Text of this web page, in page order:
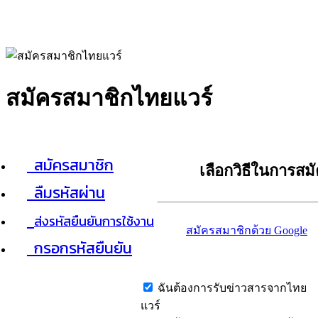
สมัครสมาชิกไทยแวร์
สมัครสมาชิก
ลืมรหัสผ่าน
ส่งรหัสยืนยันการใช้งาน
กรอกรหัสยืนยัน
เลือกวิธีในการส
สมัครสมาชิกด้วย Google
ฉันต้องการรับข่าวสารจากไทย
แวร์